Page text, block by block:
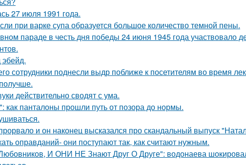
27 июля 1991 года.
при варке супа образуется большое количество темной пены.
параде в честь дня победы 24 июня 1945 года участвовало
сотрудники поднесли выдр поближе к посетителям во время
действительно сводят с ума.
как панталоны прошли путь от позора до нормы.
и он наконец высказался про скандальный выпуск
оправданий- они поступают так, как считают нужным.
И ОНИ НЕ Знают Друг О Друге": водонаева